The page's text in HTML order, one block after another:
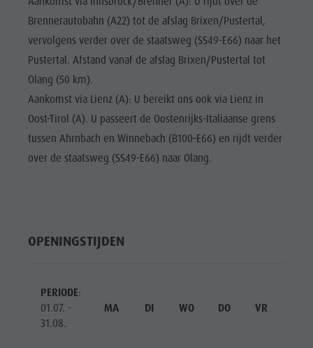
Brennerautobahn (A22) tot de afslag Brixen/Pustertal,
vervolgens verder over de staatsweg (SS49-E66) naar het
Pustertal. Afstand vanaf de afslag Brixen/Pustertal tot
Olang (50 km).
Aankomst via Lienz (A): U bereikt ons ook via Lienz in
Oost-Tirol (A). U passeert de Oostenrijks-Italiaanse grens
tussen Ahrnbach en Winnebach (B100-E66) en rijdt verder
over de staatsweg (SS49-E66) naar Olang.
OPENINGSTIJDEN
PERIODE:
01.07. -
31.08.
MA DI WO DO VR